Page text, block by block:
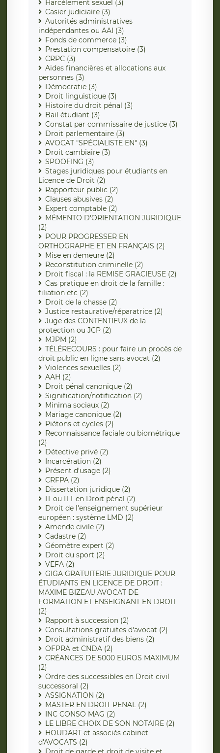
Harcèlement sexuel (3)
Casier judiciaire (3)
Autorités administratives
indépendantes ou AAI (3)
Fonds de commerce (3)
Prestation compensatoire (3)
CRPC (3)
Aides financières et allocations aux
personnes (3)
Démocratie (3)
Droit linguistique (3)
Histoire du droit pénal (3)
Bail étudiant (3)
Constat par commissaire de justice (3)
Droit parlementaire (3)
AVOCAT "SPÉCIALISTE EN" (3)
Droit cambiaire (3)
SPOOFING (3)
Stages juridiques pour étudiants en
Licence de Droit (2)
Rapporteur public (2)
Clauses abusives (2)
Expert comptable (2)
MÉMENTO D'ORIENTATION JURIDIQUE
(2)
POUR PROGRESSER EN
ORTHOGRAPHE ET EN FRANÇAIS (2)
Mise en demeure (2)
Reconstitution criminelle (2)
Droit fiscal : la REMISE GRACIEUSE (2)
Cas pratique en droit de la famille :
filiation etc (2)
Droit de la chasse (2)
Justice restaurative/réparatrice (2)
Juge des CONTENTIEUX de la
protection ou JCP (2)
MJPM (2)
TÉLÉRECOURS : pour faire un procès de
droit public en ligne sans avocat (2)
Violences sexuelles (2)
AAH (2)
Droit pénal canonique (2)
Signification/notification (2)
Minima sociaux (2)
Mariage canonique (2)
Piétons et cycles (2)
Reconnaissance faciale ou biométrique
(2)
Détective privé (2)
Incarcération (2)
Présent d'usage (2)
CRFPA (2)
Dissertation juridique (2)
IT ou ITT en Droit pénal (2)
Droit de l'enseignement supérieur
européen : système LMD (2)
Amende civile (2)
Cadastre (2)
Géomètre expert (2)
Droit du sport (2)
VEFA (2)
GIGA GRATUITERIE JURIDIQUE POUR
ÉTUDIANTS EN LICENCE DE DROIT :
MAXIME BIZEAU AVOCAT DE
FORMATION ET ENSEIGNANT EN DROIT
(2)
Rapport à succession (2)
Consultations gratuites d'avocat (2)
Droit administratif des biens (2)
OFPRA et CNDA (2)
CRÉANCES DE 5000 EUROS MAXIMUM
(2)
Ordre des successibles en Droit civil
successoral (2)
ASSIGNATION (2)
MASTER EN DROIT PENAL (2)
INC CONSO MAG (2)
LE LIBRE CHOIX DE SON NOTAIRE (2)
HOUDART et associés cabinet
d'AVOCATS (2)